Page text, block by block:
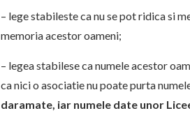
– lege stabileste ca nu se pot ridica si
memoria acestor oameni;
– legea stabilese ca numele acestor
ca nici o asociatie nu poate purta
daramate, iar numele date unor